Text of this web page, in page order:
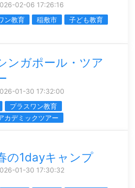
02-06 17:26:16
ン教育 稲敷市
子ども教育
ンガポール・ツア
01-30 17:32:00
プラスワン教育
カデミックツアー
の1dayキャンプ
01-30 17:30:32